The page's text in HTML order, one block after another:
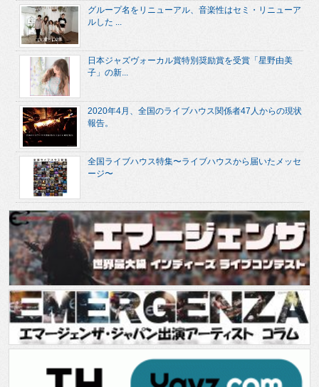
グループ名をリニューアル、音楽性はセミ・リニューア
ルした ...
日本ジャズヴォーカル賞特別奨励賞を受賞「星野由美
子」の新...
2020年4月、全国のライブハウス関係者47人からの現状
報告。
全国ライブハウス特集〜ライブハウスから届いたメッセ
ージ〜